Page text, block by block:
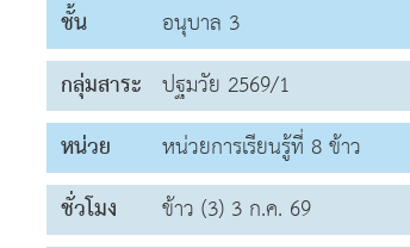
ชั้น
อนุบาล 3
กลุ่มสาระ ปฐมวัย 2569/1
หน่วย
หน่วยการเรียนรู้ที่ 8 ข้าว
ชั่วโมง
ข้าว (3) 3 ก.ค. 69